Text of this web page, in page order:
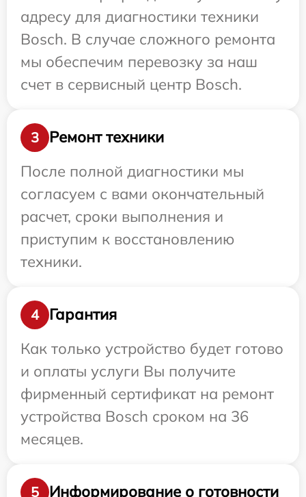
адресу для диагностики техники
Bosch. В случае сложного ремонта
мы обеспечим перевозку за наш
счет в сервисный центр Bosch.
3
Ремонт техники
После полной диагностики мы
согласуем с вами окончательный
расчет, сроки выполнения и
приступим к восстановлению
техники.
4
Гарантия
Как только устройство будет готово
и оплаты услуги Вы получите
фирменный сертификат на ремонт
устройства Bosch сроком на 36
месяцев.
5
Информирование о готовности